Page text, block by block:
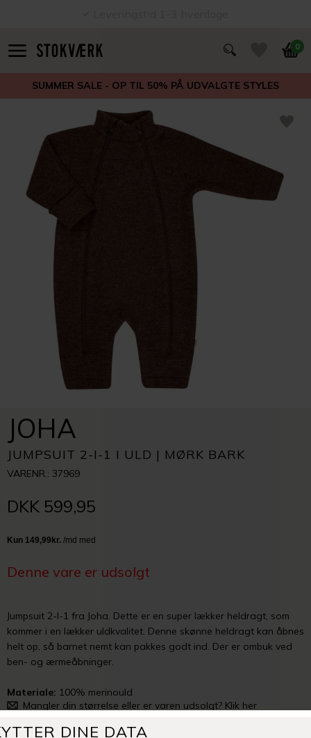
0
SUMMER SALE - OP TIL 50% PÅ UDVALGTE STYLES
JOHA
JUMPSUIT 2-I-1 I ULD | MØRK BARK
VARENR.: 37969
DKK 599,95
Denne vare er udsolgt
Jumpsuit 2-I-1 fra Joha. Dette er en super lækker heldragt, som
kommer i en lækker uldkvalitet. Denne skønne heldragt kan åbnes
helt op, så barnet nemt kan pakkes godt ind. Der er ombuk ved
ben- og ærmeåbninger.
Materiale: 100% merinould
Mangler din størrelse eller er varen udsolgt? Klik her
TILFØJ TIL ØNSKESKYEN